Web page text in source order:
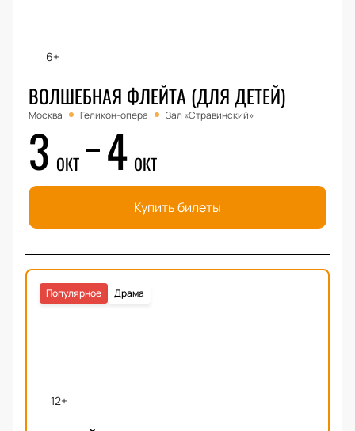
6+
ВОЛШЕБНАЯ ФЛЕЙТА (ДЛЯ ДЕТЕЙ)
Москва Геликон-опера Зал «Стравинский»
3 ОКТ 4 ОКТ
Купить билеты
12+
Драма
Популярное